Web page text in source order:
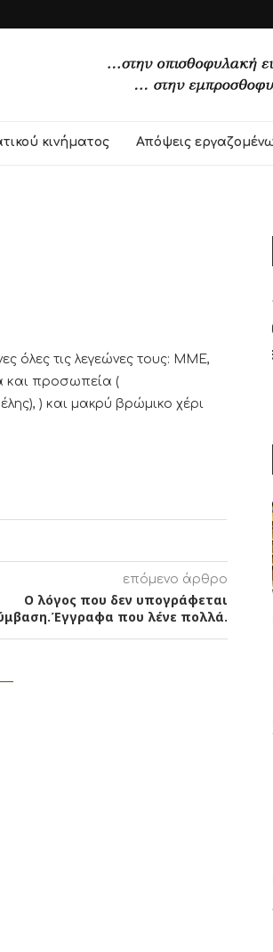
κινήματος Απόψεις
όλες τις λεγεώνες τους: ΜΜΕ,
και προσωπεία (
) και μακρύ βρώμικο χέρι
επόμενο άρθρο
Ο λόγος που δεν υπογράφεται
που λένε πολλά.